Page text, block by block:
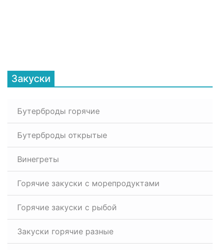
Закуски
Бутерброды горячие
Бутерброды открытые
Винегреты
Горячие закуски с морепродуктами
Горячие закуски с рыбой
Закуски горячие разные